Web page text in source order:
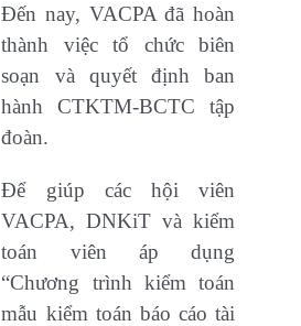
Đến nay, VACPA đã hoàn
thành việc tổ chức biên
soạn và quyết định ban
hành CTKTM-BCTC tập
đoàn.
Để giúp các hội viên
VACPA, DNKiT và kiểm
toán viên áp dụng
“Chương trình kiểm toán
mẫu kiểm toán báo cáo tài